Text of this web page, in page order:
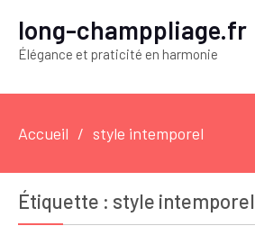
long-champpliage.fr
Élégance et praticité en harmonie
Accueil style intemporel
Étiquette : style intemporel